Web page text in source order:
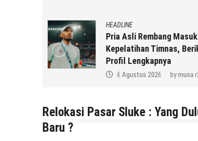
HEADLINE
Pria Asli Rembang
Kepelatihan Timnas,
Profil Lengkapnya
6 Agustus 2026 bymusa
Relokasi Pasar Sluke : Yang
Baru ?